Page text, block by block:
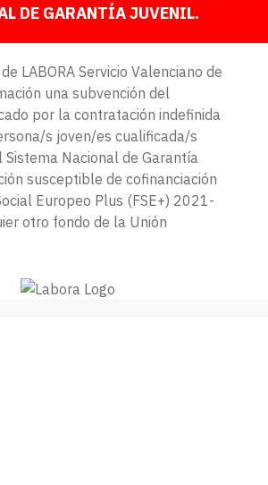
DE GARANTÍA JUVENIL.
LABORA Servicio Valenciano de
una subvención del
por la contratación indefinida
s joven/es cualificada/s
Nacional de Garantía
susceptible de cofinanciación
Europeo Plus (FSE+) 2021-
otro fondo de la Unión